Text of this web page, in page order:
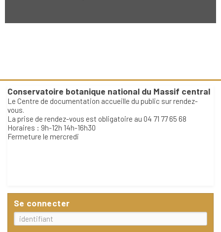
Conservatoire botanique national du Massif central
Le Centre de documentation accueille du public sur rendez-
vous.
La prise de rendez-vous est obligatoire au 04 71 77 65 68
Horaires : 9h-12h 14h-16h30
Fermeture le mercredi
Se connecter